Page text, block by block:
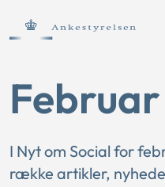
I Nyt om Social for
række artikler,